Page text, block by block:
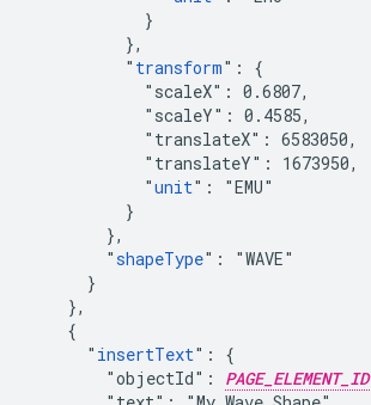
            }
          },
          "
transform": {
            "scaleX": 0.6807,
            "scaleY": 0.4585,
            "translateX": 6583050,
            "translateY": 1673950,
            "
unit": "EMU"
          }
        },
        "
shapeType": "WAVE"
      }
    },
    {
      "
insertText": {
        "objectId":
PAGE_ELEMENT_ID